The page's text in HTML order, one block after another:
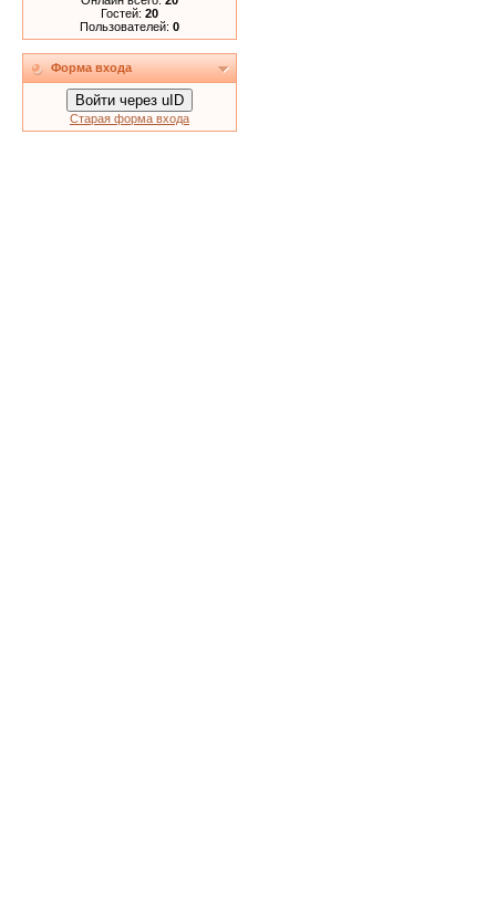
Гостей: 20
Пользователей: 0
Форма входа
Войти через uID
Старая форма входа